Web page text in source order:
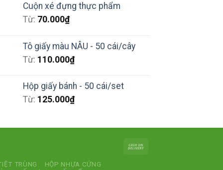
Cuộn xé đựng thực phẩm
Từ: 70.000₫
Tô giấy màu NÂU - 50 cái/cây
Từ: 110.000₫
Hộp giấy bánh - 50 cái/set
Từ: 125.000₫
TRÙNG
HỘP NHỰA CỨNG